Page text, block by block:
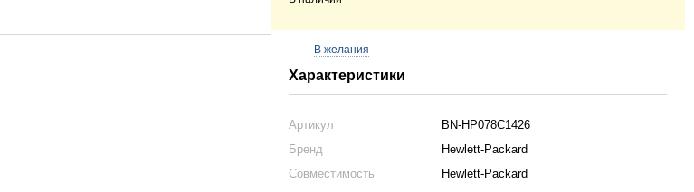
В желания
Характеристики
Артикул
BN-HP078C1426
Бренд
Hewlett-Packard
Совместимость
Hewlett-Packard